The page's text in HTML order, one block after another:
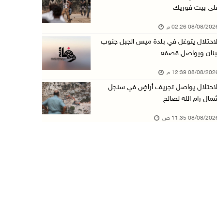
الاحتلال يواصل تجريف أراضٍ في سنجل شمال رام ...
منتخبنا الوطني للتايكواندو يستهل مشاركته في ب ...
"فانا": الثقافة البحرينية تـصون الهوية الوطني ...
08/آب/2026 11:04 ص
بيت فوريك
08/2026 02:26 م
يتوغل في بلدة ميس الجبل جنوب
ويواصل قصفه
08/2026 12:39 م
يواصل تجريف أراضٍ في سنجل
رام الله لصالح
08/2026 11:35 ص